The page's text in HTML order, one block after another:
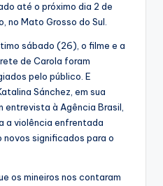
até o próximo dia 2 de
no Mato Grosso do Sul.
sábado (26), o filme e a
de Carola foram
pelo público. E
Sánchez, em sua
entrevista à Agência Brasil,
a violência enfrentada
novos significados para o
os mineiros nos contaram